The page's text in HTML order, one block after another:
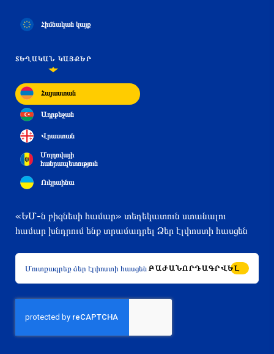
Հիմնական կայք
ՏԵՂԱԿԱՆ ԿԱՅՔԵՐ
Հայաստան
Ադրբեջան
Վրաստան
Մոլդովայի
հանրապետություն
Ուկրաինա
«ԵՄ-ն բիզնեսի համար» տեղեկատուն ստանալու
համար խնդրում ենք տրամադրել Ձեր էլփոստի հասցեն
ԲԱԺԱՆՈՐԴԱԳՐՎԵԼ